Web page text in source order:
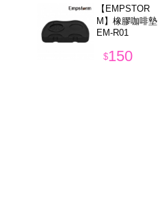
【EMPSTOR
M】橡膠咖啡墊
EM-R01
$150